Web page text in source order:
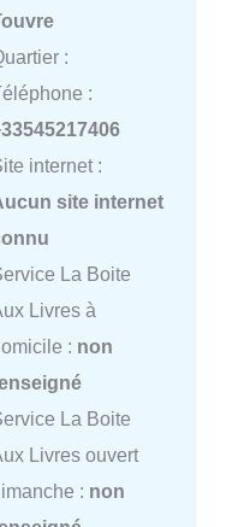
:
:
internet :
site internet
La Boite
Livres à
: non
La Boite
Livres ouvert
: non